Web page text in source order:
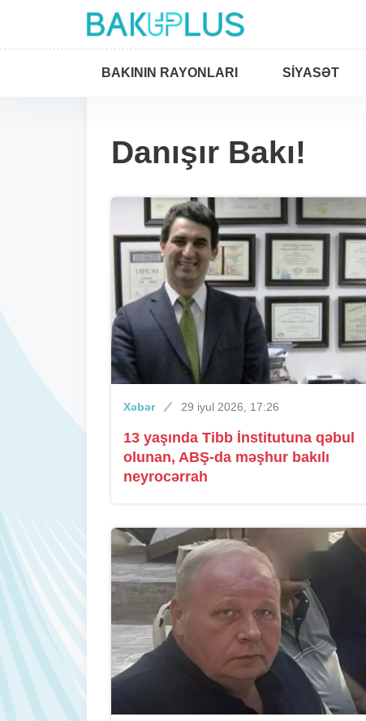
BAKININ RAYONLARI SIYASƏT
Danışır Bakı!
Xəbər 29 iyul 2026, 17:26
13 yaşında Tibb İnstitutuna qəbul
olunan, ABŞ-da məşhur bakılı
neyrocərrah